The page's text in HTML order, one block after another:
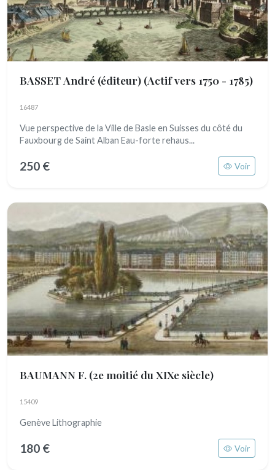
BASSET André (éditeur) (Actif vers 1750 - 1785)
16487
Vue perspective de la Ville de Basle en Suisses du côté du
Fauxbourg de Saint Alban Eau-forte rehaus...
250 € Voir
BAUMANN F. (2e moitié du XIXe siècle)
15409
Genève Lithographie
180 € Voir